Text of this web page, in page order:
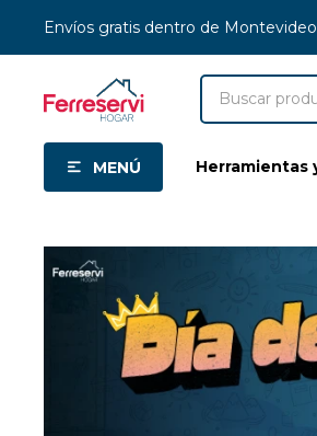
MENÚ Herramientas
Envíos gratis dentro de